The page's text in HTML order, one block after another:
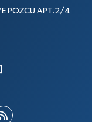
POZCU APT.2/4